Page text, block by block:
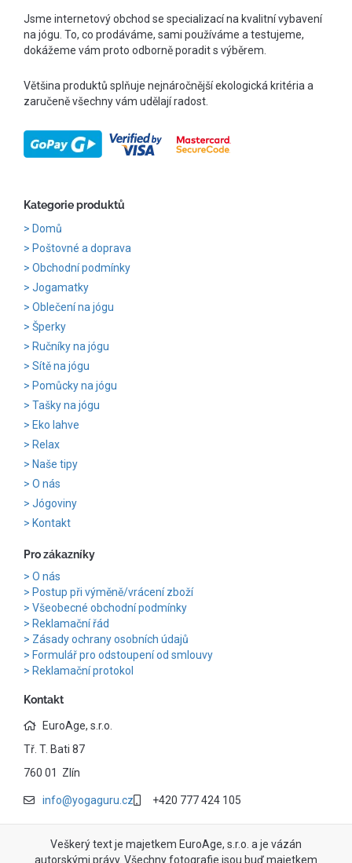
Jsme internetový obchod se specializací na kvalitní vybavení
na jógu. To, co prodáváme, sami používáme a testujeme,
dokážeme vám proto odborně poradit s výběrem.
Většina produktů splňuje nejnáročnější ekologická kritéria a
zaručeně všechny vám udělají radost.
Kategorie produktů
Domů
Poštovné a doprava
Obchodní podmínky
Jogamatky
Oblečení na jógu
Šperky
Ručníky na jógu
Sítě na jógu
Pomůcky na jógu
Tašky na jógu
Eko lahve
Relax
Naše tipy
O nás
Jógoviny
Kontakt
Pro zákazníky
O nás
Postup při výměně/vrácení zboží
Všeobecné obchodní podmínky
Reklamační řád
Zásady ochrany osobních údajů
Formulář pro odstoupení od smlouvy
Reklamační protokol
Kontakt
EuroAge, s.r.o.
Tř. T. Bati 87
760 01 Zlín
info@yogaguru.cz +420 777 424 105
Veškerý text je majetkem EuroAge, s.r.o. a je vázán
autorskými právy. Všechny fotografie jsou buď majetkem